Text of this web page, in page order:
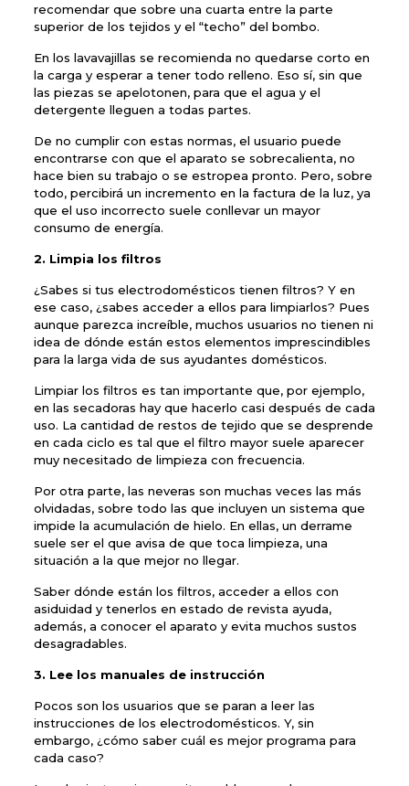
recomendar que sobre una cuarta entre la parte
superior de los tejidos y el “techo” del bombo.
En los lavavajillas se recomienda no quedarse corto en
la carga y esperar a tener todo relleno. Eso sí, sin que
las piezas se apelotonen, para que el agua y el
detergente lleguen a todas partes.
De no cumplir con estas normas, el usuario puede
encontrarse con que el aparato se sobrecalienta, no
hace bien su trabajo o se estropea pronto. Pero, sobre
todo, percibirá un incremento en la factura de la luz, ya
que el uso incorrecto suele conllevar un mayor
consumo de energía.
2. Limpia los filtros
¿Sabes si tus electrodomésticos tienen filtros? Y en
ese caso, ¿sabes acceder a ellos para limpiarlos? Pues
aunque parezca increíble, muchos usuarios no tienen ni
idea de dónde están estos elementos imprescindibles
para la larga vida de sus ayudantes domésticos.
Limpiar los filtros es tan importante que, por ejemplo,
en las secadoras hay que hacerlo casi después de cada
uso. La cantidad de restos de tejido que se desprende
en cada ciclo es tal que el filtro mayor suele aparecer
muy necesitado de limpieza con frecuencia.
Por otra parte, las neveras son muchas veces las más
olvidadas, sobre todo las que incluyen un sistema que
impide la acumulación de hielo. En ellas, un derrame
suele ser el que avisa de que toca limpieza, una
situación a la que mejor no llegar.
Saber dónde están los filtros, acceder a ellos con
asiduidad y tenerlos en estado de revista ayuda,
además, a conocer el aparato y evita muchos sustos
desagradables.
3. Lee los manuales de instrucción
Pocos son los usuarios que se paran a leer las
instrucciones de los electrodomésticos. Y, sin
embargo, ¿cómo saber cuál es mejor programa para
cada caso?